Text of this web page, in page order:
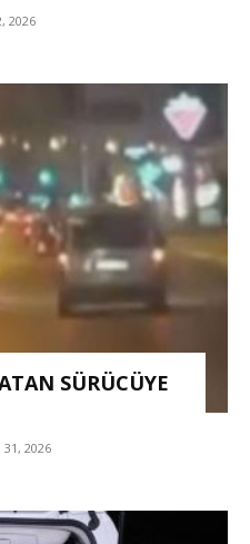
2026
SÜRÜCÜYE
2026